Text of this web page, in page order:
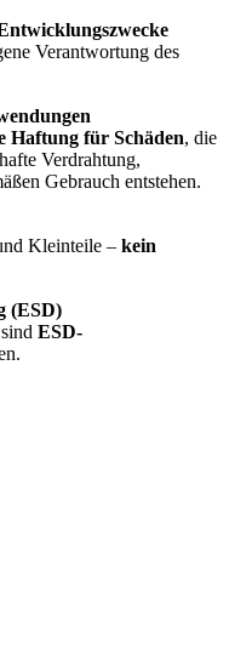
Verantwortung des
Haftung für Schäden, die
Verdrahtung,
Gebrauch entstehen.
Kleinteile – kein
(ESD)
ESD-